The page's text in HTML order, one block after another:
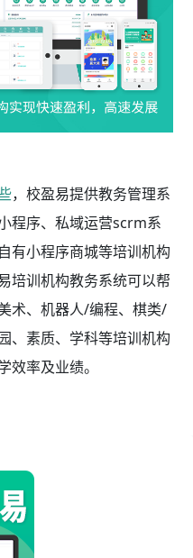
，校盈易提供教务管理系
程序、私域运营scrm系
有小程序商城等培训机构
培训机构教务系统可以帮
术、机器人/编程、棋类/
、素质、学科等培训机构
效率及业绩。